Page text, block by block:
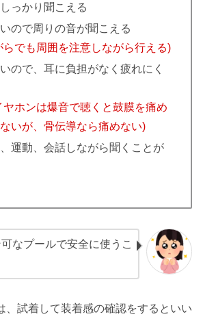
っかり聞こえる
ので周りの音が聞こえる
らでも周囲を注意しながら行える)
ので、耳に負担がなく疲れにく
ヤホンは爆音で聴くと鼓膜を痛め
いが、骨伝導なら痛めない)
運動、会話しながら聞くことが
なプールで安全に使うこ
、試着して装着感の確認をするといい